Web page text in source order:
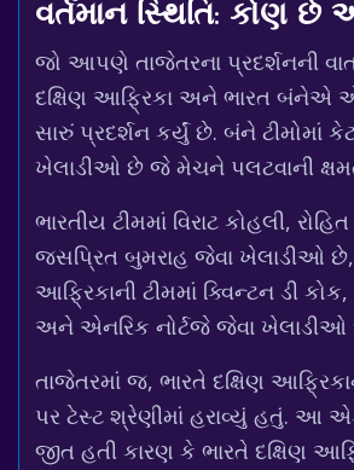
વર્તમાન સ્થિતિ: કોણ
જો આપણે તાજેતરના પ્રદર્શનની
દક્ષિણ આફ્રિકા અને ભારત બંનેએ
સારું પ્રદર્શન કર્યું છે. બંને ટીમોમાં
ખેલાડીઓ છે જે મેચને પલટવાની
ભારતીય ટીમમાં વિરાટ કોહલી,
જસપ્રિત બુમરાહ જેવા ખેલાડીઓ છે,
આફ્રિકાની ટીમમાં ક્વિન્ટન ડી કોક,
અને એનરિક નોર્ટજે જેવા ખેલાડીઓ
તાજેતરમાં જ, ભારતે દક્ષિણ
પર ટેસ્ટ શ્રેણીમાં હરાવ્યું હતું. આ
જીત હતી કારણ કે ભારતે દક્ષિણ